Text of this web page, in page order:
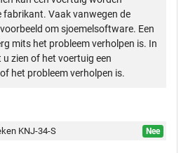
fabrikant. Vaak vanwegen de
om sjoemelsoftware. Een
mits het probleem verholpen is. In
zien of het voertuig een
het probleem verholpen is.
KNJ-34-S
Nee